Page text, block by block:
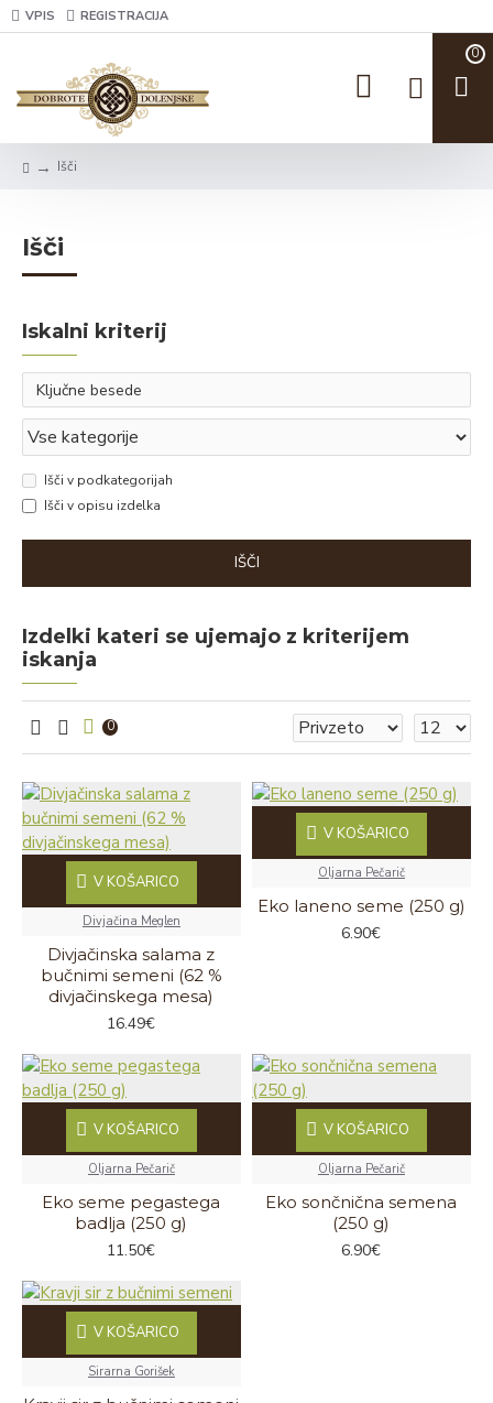
VPIS REGISTRACIJA
0
Išči
Išči
Iskalni kriterij
Išči v podkategorijah
Išči v opisu izdelka
IŠČI
Izdelki kateri se ujemajo z kriterijem
iskanja
0
Divjačina Meglen
Divjačinska salama z
bučnimi semeni (62 %
divjačinskega mesa)
16.49€
V KOŠARICO Oljarna Pečarič
Eko laneno seme (250 g)
6.90€
V KOŠARICO
Oljarna Pečarič
Eko seme pegastega
badlja (250 g)
11.50€
V KOŠARICO
Oljarna Pečarič
Eko sončnična semena
(250 g)
6.90€
V KOŠARICO
Sirarna Gorišek
V KOŠARICO